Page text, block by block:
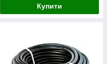
Купити